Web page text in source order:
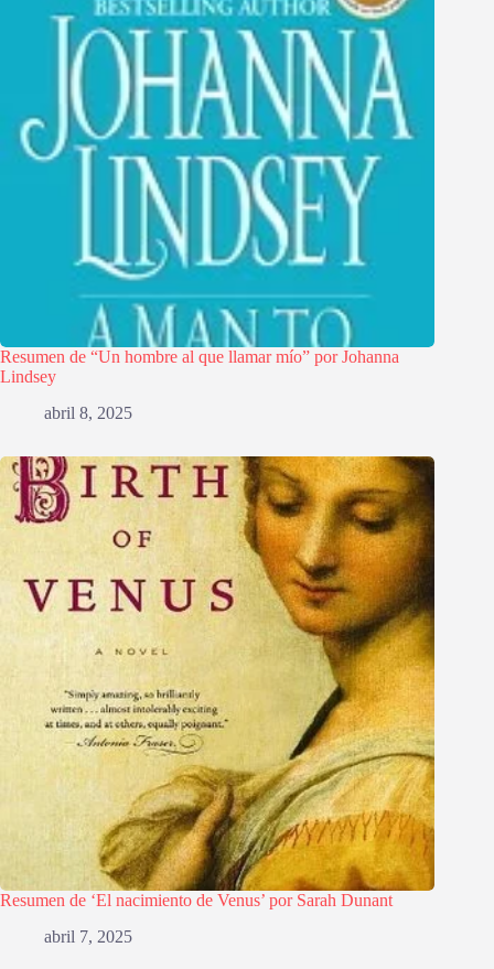
Resumen de “Un hombre al que llamar mío” por Johanna
Lindsey
abril 8, 2025
Resumen de ‘El nacimiento de Venus’ por Sarah Dunant
abril 7, 2025